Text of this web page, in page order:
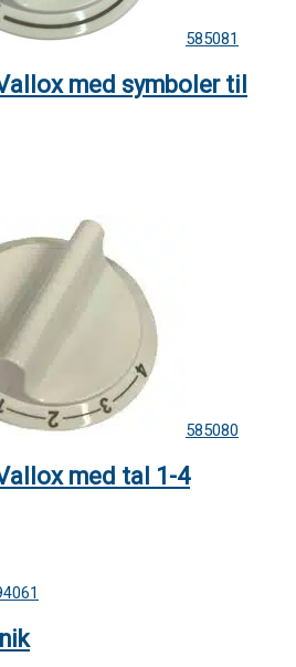
585081
med symboler til
585080
med tal 1-4